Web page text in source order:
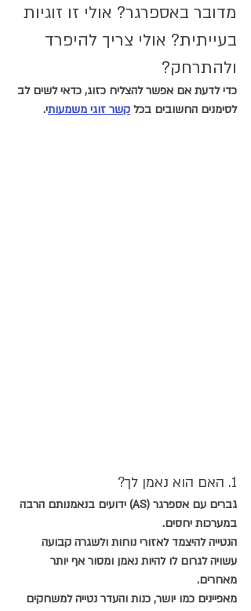
מדובר באספרגר? אולי זו זוגיות
בעייתית? אולי צריך להיפרד
ולהתרחק?
כדי לדעת אם אפשר להצליח כזוג, כדאי לשים לב
לסימנים החשובים בכל קשר זוגי משמעותי.
1. האם הוא נאמן לך?
גברים עם אספרגר (AS) ידועים בנאמנותם הרבה
במערכות יחסים.
הנטייה להיצמד לאזורי נוחות ולשגרה קבועה
עשויה לגרום לו להיות נאמן ומסור אף יותר
מאחרים.
מאפיינים כמו יושר, כנות והעדר נטייה למשחקים